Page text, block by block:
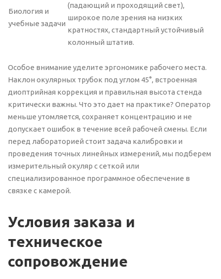
Биология и
учебные задачи
(падающий и проходящий свет),
широкое поле зрения на низких
кратностях, стандартный устойчивый
колонный штатив.
Особое внимание уделите эргономике рабочего места.
Наклон окулярных трубок под углом 45°, встроенная
диоптрийная коррекция и правильная высота стенда
критически важны. Что это дает на практике? Оператор
меньше утомляется, сохраняет концентрацию и не
допускает ошибок в течение всей рабочей смены. Если
перед лабораторией стоит задача калибровки и
проведения точных линейных измерений, мы подберем
измерительный окуляр с сеткой или
специализированное программное обеспечение в
связке с камерой.
Условия заказа и
техническое
сопровождение